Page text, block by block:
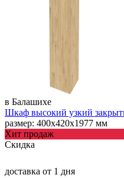
в Балашихе
Шкаф высокий узкий
размер: 400х420х1977 мм
Хит продаж
Скидка
доставка от 1 дня